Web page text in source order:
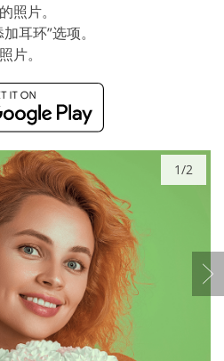
照片。
耳环”选项。
片。
1/2